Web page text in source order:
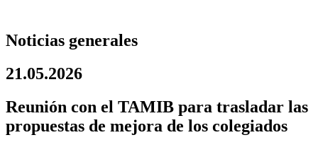
Noticias generales
21.05.2026
Reunión con el TAMIB para trasladar las
propuestas de mejora de los colegiados